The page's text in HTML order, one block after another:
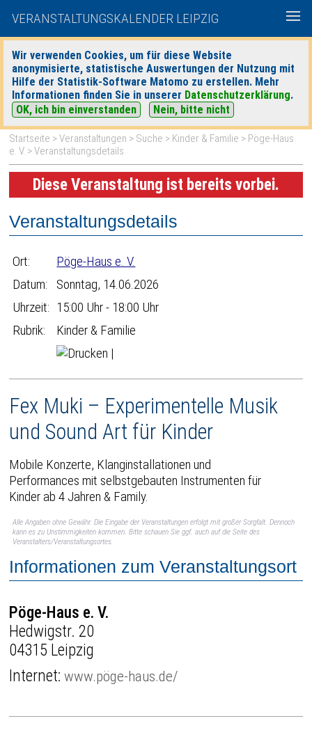
VERANSTALTUNGSKALENDER LEIPZIG
Wir verwenden Cookies, um für diese Website
anonymisierte, statistische Auswertungen der Nutzung mit
Hilfe der Statistik-Software Matomo zu erstellen. Mehr
Informationen finden Sie in unserer Datenschutzerklärung.
OK, ich bin einverstanden
Nein, bitte nicht
heute|morgen| Detaillierte Suche
Startseite >Veranstaltungen > Suche > Kinder & Familie > Pöge-Haus
e. V. > Veranstaltungsdetails
Diese Veranstaltung ist bereits vorbei.
Veranstaltungsdetails
Ort:
Pöge-Haus e. V.
Datum:
Sonntag, 14.06.2026
Uhrzeit: 15:00 Uhr - 18:00 Uhr
Rubrik:
Kinder & Familie
|
Fex Muki – Experimentelle Musik
und Sound Art für Kinder
Mobile Konzerte, Klanginstallationen und
Performances mit selbstgebauten Instrumenten für
Kinder ab 4 Jahren & Family.
Alle Angaben ohne Gewähr. Die Eingabe der Veranstaltungen erfolgt mit großer Sorgfalt. Dennoch
kann es zu Unstimmigkeiten kommen. Bitte schauen Sie ggf. auch auf die Seite des
Veranstalters/Veranstaltungsortes.
Informationen zum Veranstaltungsort
Pöge-Haus e. V.
Hedwigstr. 20
04315 Leipzig
Internet:www.pöge-haus.de/